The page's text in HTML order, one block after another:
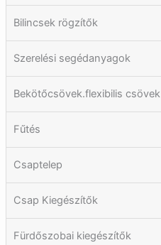
Bilincsek rögzítők
Szerelési segédanyagok
Bekötőcsövek.flexibilis csövek
Fűtés
Csaptelep
Csap Kiegészítők
Fürdőszobai kiegészítők